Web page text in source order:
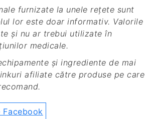
lor este doar informativ. Valorile
și nu ar trebui utilizate în
medicale.
afiliate către produse pe care